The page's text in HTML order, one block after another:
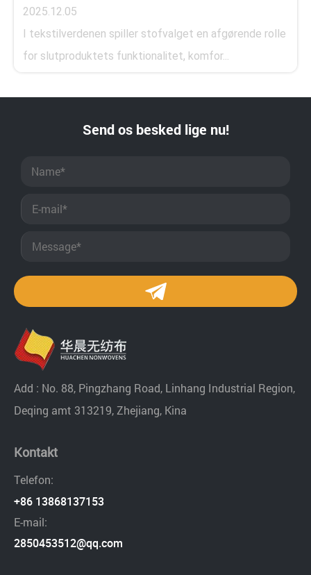
2025.12.05
I tekstilverdenen spiller stofvalget en afgørende rolle
for slutproduktets funktionalitet, komfor...
Send os besked lige nu!
Add : No. 88, Pingzhang Road, Linhang Industrial Region,
Deqing amt 313219, Zhejiang, Kina
Kontakt
Telefon:
+86 13868137153
E-mail:
2850453512@qq.com